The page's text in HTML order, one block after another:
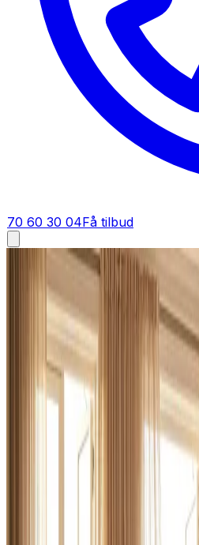
70 60 30 04Få tilbud
Industriventilation iNørre Nebel
Industriventilation i
I Nørre Nebel leverer vi
fra ende til anden:
montering af store anlæg og
dokumenterede luftmængder.